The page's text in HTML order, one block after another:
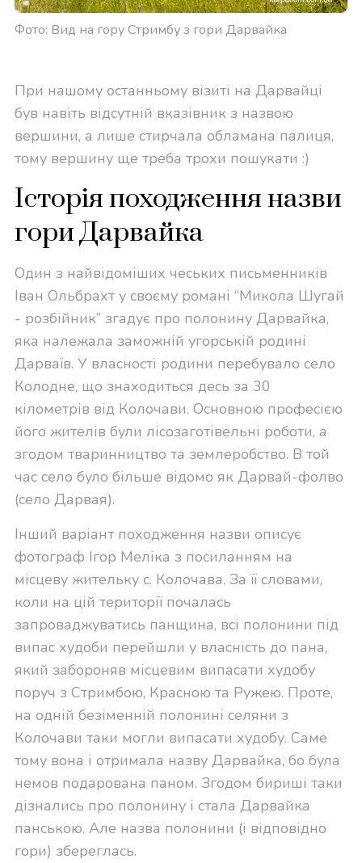
Фото: Вид на гору Стримбу з гори Дарвайка
При нашому останньому візиті на Дарвайці
був навіть відсутній вказівник з назвою
вершини, а лише стирчала обламана палиця,
тому вершину ще треба трохи пошукати :)
Історія походження назви
гори Дарвайка
Один з найвідоміших чеських письменників
Іван Ольбрахт у своєму романі “Микола Шугай
- розбійник” згадує про полонину Дарвайка,
яка належала заможній угорській родині
Дарваїв. У власності родини перебувало село
Колодне, що знаходиться десь за 30
кілометрів від Колочави. Основною професією
його жителів були лісозаготівельні роботи, а
згодом тваринництво та землеробство. В той
час село було більше відомо як Дарвай-фолво
(село Дарвая).
Інший варіант походження назви описує
фотограф Ігор Меліка з посиланням на
місцеву жительку с. Колочава. За її словами,
коли на цій території почалась
запроваджуватись панщина, всі полонини під
випас худоби перейшли у власність до пана,
який забороняв місцевим випасати худобу
поруч з Стримбою, Красною та Ружею. Проте,
на одній безіменній полонині селяни з
Колочави таки могли випасати худобу. Саме
тому вона і отримала назву Дарвайка, бо була
немов подарована паном. Згодом бириші таки
дізнались про полонину і стала Дарвайка
панською. Але назва полонини (і відповідно
гори) збереглась.